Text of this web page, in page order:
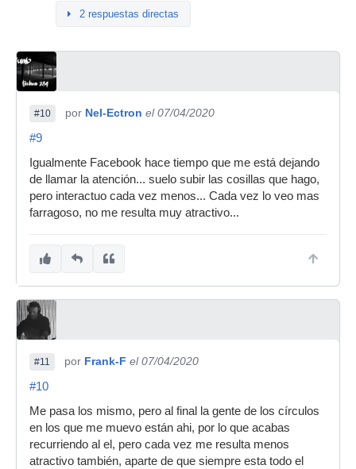
2 respuestas directas
#10 por Nel-Ectron el 07/04/2020
#9
Igualmente Facebook hace tiempo que me está dejando
de llamar la atención... suelo subir las cosillas que hago,
pero interactuo cada vez menos... Cada vez lo veo mas
farragoso, no me resulta muy atractivo...
#11 por Frank-F el 07/04/2020
#10
Me pasa los mismo, pero al final la gente de los círculos
en los que me muevo están ahi, por lo que acabas
recurriendo al el, pero cada vez me resulta menos
atractivo también, aparte de que siempre esta todo el